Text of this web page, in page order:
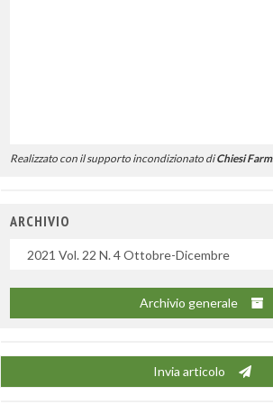
Realizzato con il supporto incondizionato diChiesi
ARCHIVIO
Archivio generale
Invia articolo